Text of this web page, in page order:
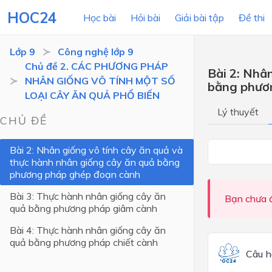
HOC24 Học bài Hỏi bài Giải bài tập Đề thi
LỚP HỌC
Lớp 11
Lớp 10
Lớp 9
Lớp 8
Lớp 7
Lớp 6
Lớp 9
Công nghệ lớp 9
Chủ đề 2. CÁC PHƯƠNG PHÁP
NHÂN GIỐNG VÔ TÍNH MỘT SỐ
LOẠI CÂY ĂN QUẢ PHỔ BIẾN
CHỦ ĐỀ
Bài 2: Nhân giống vô tính cây ăn quả và
thực hành nhân giống cây ăn quả bằng
phương pháp ghép đoạn cành
Bài 3: Thực hành nhân giống cây ăn
quả bằng phương pháp giâm cành
Bài 4: Thực hành nhân giống cây ăn
quả bằng phương pháp chiết cành
Bài 2:
bằng
Lý thuyết
Bạn chưa
Câu